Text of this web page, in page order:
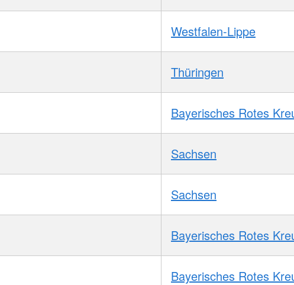
Westfalen-Lippe
Thüringen
Bayerisches Rotes
Sachsen
Sachsen
Bayerisches Rotes
Bayerisches Rotes